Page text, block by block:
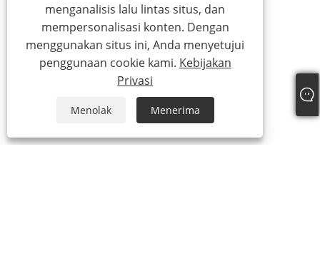
menganalisis lalu lintas situs, dan
mempersonalisasi konten. Dengan
menggunakan situs ini, Anda menyetujui
penggunaan cookie kami. Kebijakan
Privasi
Menolak Menerima